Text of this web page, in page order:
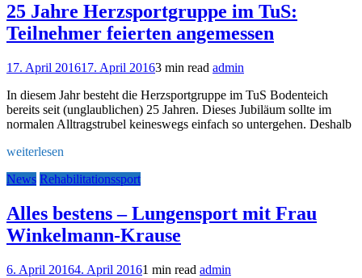
25 Jahre Herzsportgruppe im TuS:
Teilnehmer feierten angemessen
17. April 201617. April 20163 min read admin
In diesem Jahr besteht die Herzsportgruppe im TuS Bodenteich
bereits seit (unglaublichen) 25 Jahren. Dieses Jubiläum sollte im
normalen Alltragstrubel keineswegs einfach so untergehen. Deshalb
weiterlesen
News Rehabilitationssport
Alles bestens – Lungensport mit Frau
Winkelmann-Krause
6. April 20164. April 20161 min read admin